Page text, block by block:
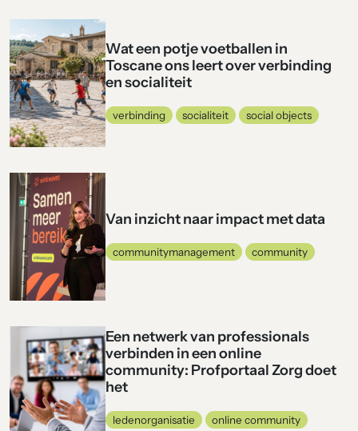
Wat een potje voetballen in
Toscane ons leert over verbinding
en socialiteit
verbinding socialiteit social objects
Van inzicht naar impact met data
communitymanagement community
Een netwerk van professionals
verbinden in een online
community: Profportaal Zorg doet
het
ledenorganisatie
online community